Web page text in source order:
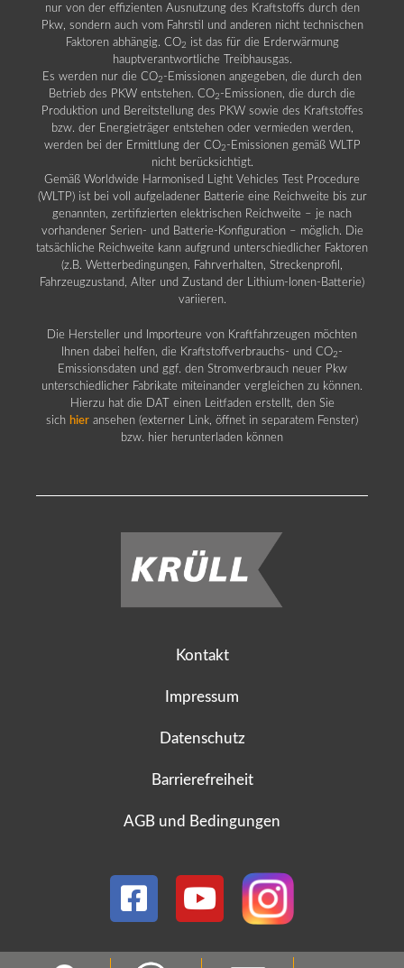
nur von der effizienten Ausnutzung des Kraftstoffs durch den
Pkw, sondern auch vom Fahrstil und anderen nicht technischen
Faktoren abhängig. CO2 ist das für die Erderwärmung
hauptverantwortliche Treibhausgas.
Es werden nur die CO2 -Emissionen angegeben, die durch den
Betrieb des PKW entstehen. CO2 -Emissionen, die durch die
Produktion und Bereitstellung des PKW sowie des Kraftstoffes
bzw. der Energieträger entstehen oder vermieden werden,
werden bei der Ermittlung der CO2 -Emissionen gemäß WLTP
nicht berücksichtigt.
Gemäß Worldwide Harmonised Light Vehicles Test Procedure
(WLTP) ist bei voll aufgeladener Batterie eine Reichweite bis zur
genannten, zertifizierten elektrischen Reichweite – je nach
vorhandener Serien- und Batterie-Konfiguration – möglich. Die
tatsächliche Reichweite kann aufgrund unterschiedlicher Faktoren
(z.B. Wetterbedingungen, Fahrverhalten, Streckenprofil,
Fahrzeugzustand, Alter und Zustand der Lithium-Ionen-Batterie)
variieren.
Die Hersteller und Importeure von Kraftfahrzeugen möchten
Ihnen dabei helfen, die Kraftstoffverbrauchs- und CO2 -
Emissionsdaten und ggf. den Stromverbrauch neuer Pkw
unterschiedlicher Fabrikate miteinander vergleichen zu können.
Hierzu hat die DAT einen Leitfaden erstellt, den Sie
sich hier ansehen (externer Link, öffnet in separatem Fenster)
bzw. hier herunterladen können
Kontakt
Impressum
Datenschutz
Barrierefreiheit
AGB und Bedingungen